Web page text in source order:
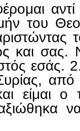
αντί
του
και σας.
εσάς.
είμαι ο